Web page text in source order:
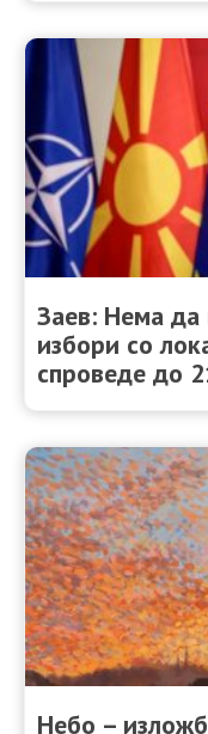
Заев: Нема да
избори со
спроведе до
Небо –